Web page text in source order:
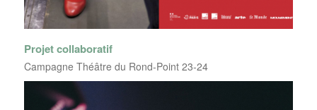
Projet collaboratif
Campagne Théâtre du Rond-Point 23-24